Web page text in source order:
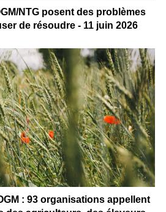
NTG posent des problèmes
de résoudre - 11 juin 2026
: 93 organisations appellent